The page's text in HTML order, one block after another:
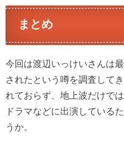
まとめ
今回は渡辺いっけいさんは
されたという噂を調査して
れておらず、地上波だけで
ドラマなどに出演している
うか。